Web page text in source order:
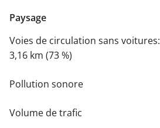
Paysage
Voies de circulation sans voitures:
3,16 km (73 %)
Pollution sonore
Volume de trafic